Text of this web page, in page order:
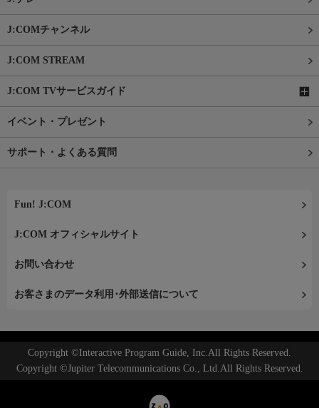
J:COMチャンネル
J:COM STREAM
J:COM TVサービスガイド
イベント・プレゼント
サポート・よくある質問
Fun! J:COM
J:COM オフィシャルサイト
お問い合わせ
お客さまのデータ利用･外部送信について
Copyright ©Interactive Program Guide, Inc.All Rights Reserved.
Copyright ©Jupiter Telecommunications Co., Ltd.All Rights Reserved.